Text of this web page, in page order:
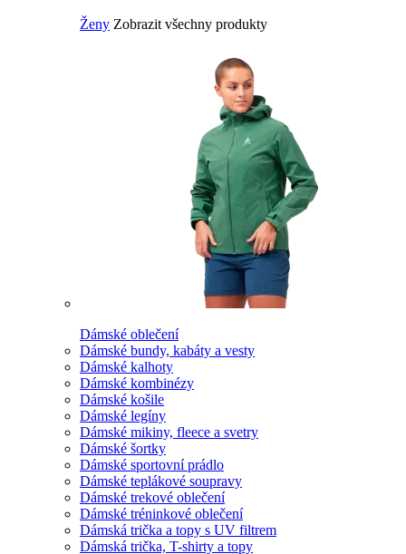
Ženy Zobrazit všechny produkty
Dámské oblečení
Dámské bundy, kabáty a vesty
Dámské kalhoty
Dámské kombinézy
Dámské košile
Dámské legíny
Dámské mikiny, fleece a svetry
Dámské šortky
Dámské sportovní prádlo
Dámské teplákové soupravy
Dámské trekové oblečení
Dámské tréninkové oblečení
Dámská trička a topy s UV filtrem
Dámská trička, T-shirty a topy